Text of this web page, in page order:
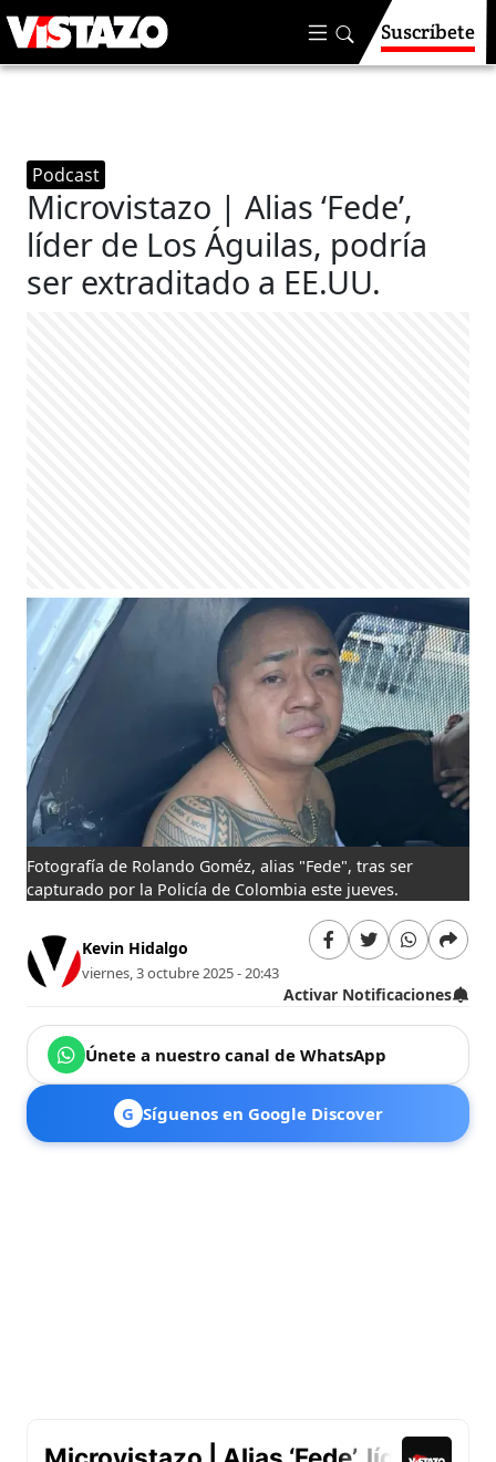
Suscríbete
Podcast
Microvistazo | Alias ‘Fede’,
líder de Los Águilas, podría
ser extraditado a EE.UU.
Fotografía de Rolando Goméz, alias "Fede", tras ser
capturado por la Policía de Colombia este jueves.
Kevin Hidalgo
viernes, 3 octubre 2025 - 20:43
Activar Notificaciones
Únete a nuestro canal de WhatsApp
G Síguenos en Google Discover